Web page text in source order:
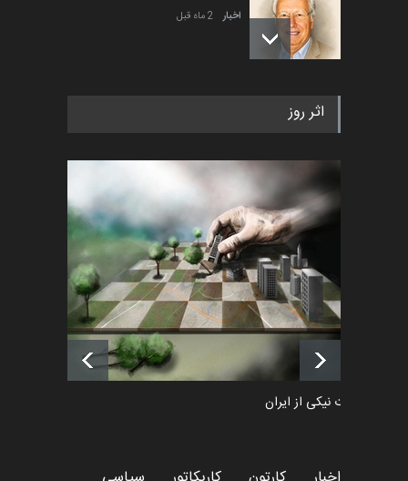
اخبار 2 ماه قبل
رویداد کارگاهی کارتون و پوستر
اخبار 6 ماه قبل
فراخوان رویداد کارگاهی کارتون و
پوستر "ایران سربل…
اخبار 6 ماه قبل
لیست شرکت کنندگان یازدهمین
جشنواره بین‌المللی کا…
اخبار
اثر روز
طراوت نیکی از ایران